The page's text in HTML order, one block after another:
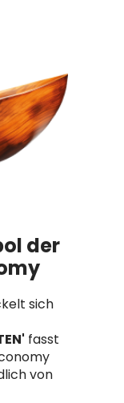
der
sich
fasst
von